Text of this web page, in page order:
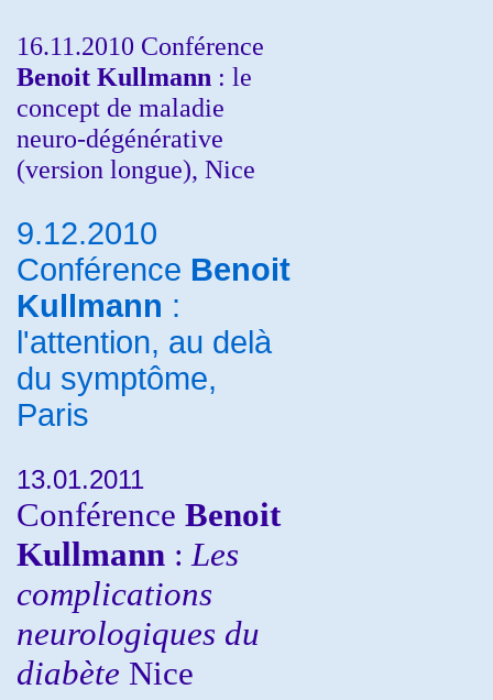
16.11.2010 Conférence
Benoit Kullmann : le
concept de maladie
neuro-dégénérative
(version longue), Nice
9.12.2010
Conférence Benoit
Kullmann :
l'attention, au delà
du symptôme,
Paris
13.01.2011
Conférence Benoit
Kullmann : Les
complications
neurologiques du
diabète Nice